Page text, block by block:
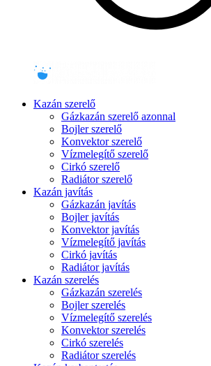
Kazán szerelő
Gázkazán szerelő azonnal
Bojler szerelő
Konvektor szerelő
Vízmelegítő szerelő
Cirkó szerelő
Radiátor szerelő
Kazán javítás
Gázkazán javítás
Bojler javítás
Konvektor javítás
Vízmelegítő javítás
Cirkó javítás
Radiátor javítás
Kazán szerelés
Gázkazán szerelés
Bojler szerelés
Vízmelegítő szerelés
Konvektor szerelés
Cirkó szerelés
Radiátor szerelés